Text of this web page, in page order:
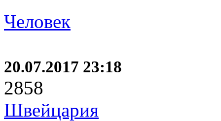
Человек
20.07.2017 23:18
2858
Швейцария